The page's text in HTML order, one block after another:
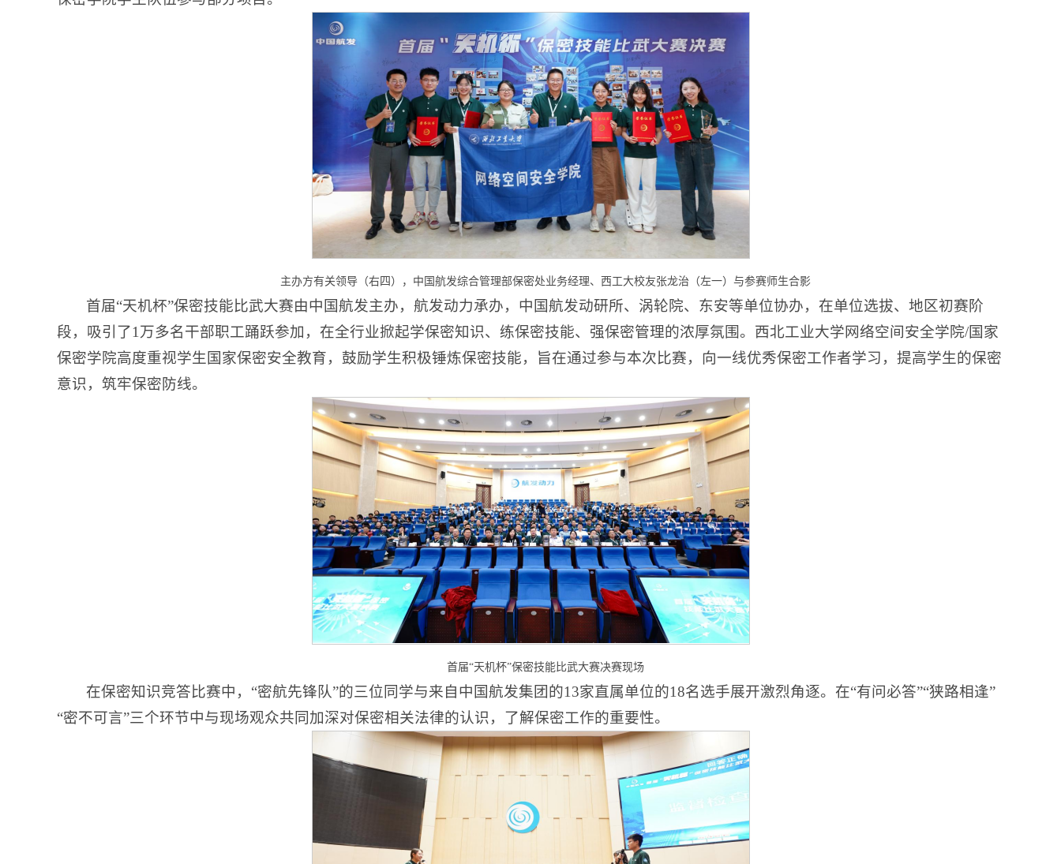
主办方有关领导（右四），中国航发综合管理部保密处业务经理、西工大校友张龙治（左一）与参赛师生合影
首届“天机杯”保密技能比武大赛由中国航发主办，航发动力承办，中国航发动研所、涡轮院、东安等单位协办，在单位选拔、地区初赛阶
段，吸引了1万多名干部职工踊跃参加，在全行业掀起学保密知识、练保密技能、强保密管理的浓厚氛围。西北工业大学网络空间安全学院/国家
保密学院高度重视学生国家保密安全教育，鼓励学生积极锤炼保密技能，旨在通过参与本次比赛，向一线优秀保密工作者学习，提高学生的保密
意识，筑牢保密防线。
首届“天机杯”保密技能比武大赛决赛现场
在保密知识竞答比赛中，“密航先锋队”的三位同学与来自中国航发集团的13家直属单位的18名选手展开激烈角逐。在“有问必答”“狭路相逢”
“密不可言”三个环节中与现场观众共同加深对保密相关法律的认识，了解保密工作的重要性。